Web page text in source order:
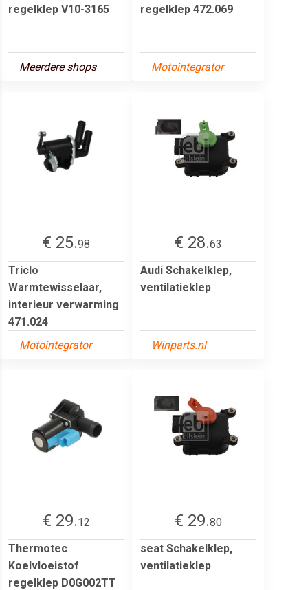
regelklep V10-3165
Meerdere shops
regelklep 472.069
Motointegrator
€ 25.98
Triclo
Warmtewisselaar,
interieur verwarming
471.024
Motointegrator
€ 28.63
Audi Schakelklep,
ventilatieklep
Winparts.nl
€ 29.12
Thermotec
Koelvloeistof
regelklep D0G002TT
€ 29.80
seat Schakelklep,
ventilatieklep